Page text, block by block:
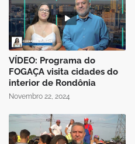
VÍDEO: Programa do
FOGAÇA visita cidades do
interior de Rondônia
Novembro 22, 2024